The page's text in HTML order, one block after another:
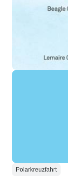
Polarkreuzfahrt